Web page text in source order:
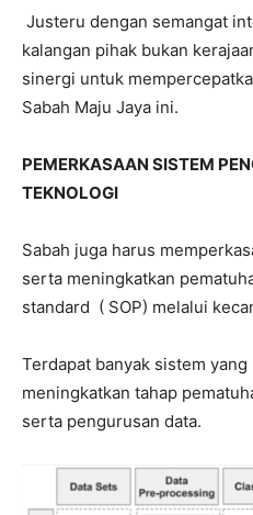
Justeru dengan semangat
kalangan pihak bukan
sinergi untuk
Sabah Maju Jaya ini.
PEMERKASAAN SISTEM
TEKNOLOGI
Sabah juga harus
serta meningkatkan
standard ( SOP) melalui
Terdapat banyak sistem
meningkatkan tahap
serta pengurusan data.